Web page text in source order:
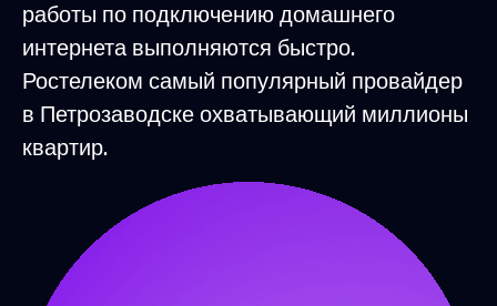
работы по подключению домашнего
интернета выполняются быстро.
Ростелеком самый популярный провайдер
в Петрозаводске охватывающий миллионы
квартир.